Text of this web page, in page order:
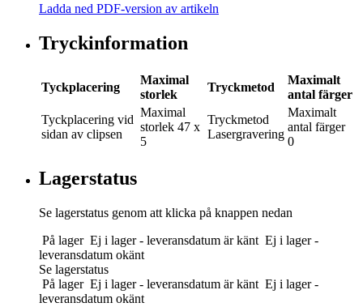
Ladda ned PDF-version av artikeln
Tryckinformation
Tyckplacering
Maximal
storlek
Tryckmetod
Maximalt
antal färger
Tyckplacering vid
sidan av clipsen
Maximal
storlek 47 x
5
Tryckmetod
Lasergravering
Maximalt
antal färger
0
Lagerstatus
Se lagerstatus genom att klicka på knappen nedan
På lager Ej i lager - leveransdatum är känt Ej i lager -
leveransdatum okänt
Se lagerstatus
På lager Ej i lager - leveransdatum är känt Ej i lager -
leveransdatum okänt